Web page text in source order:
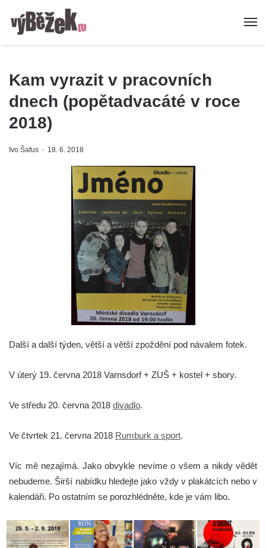
Kam vyrazit v pracovních
dnech (popětadvacáté v roce
2018)
Ivo Šafus 18. 6. 2018
Další a další týden, větší a větší zpoždění pod návalem fotek.
V úterý 19. června 2018 Varnsdorf + ZUŠ + kostel + sbory.
Ve středu 20. června 2018 divadlo.
Ve čtvrtek 21. června 2018 Rumburk a sport.
Víc mě nezajímá. Jako obvykle nevíme o všem a nikdy vědět
nebudeme. Širší nabídku hledejte jako vždy v plakátcích nebo v
kalendáři. Po ostatním se porozhlédněte, kde je vám libo.